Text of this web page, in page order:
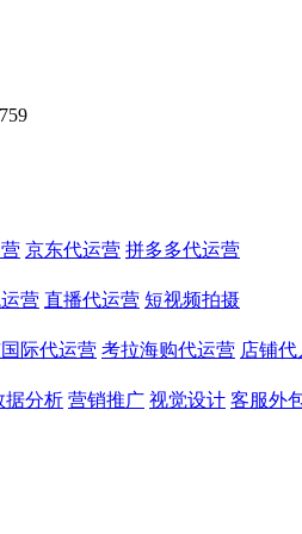
京东代运营 拼多多代运营
营 直播代运营 短视频拍摄
际代运营 考拉海购代运营 店铺代
据分析 营销推广 视觉设计 客服外